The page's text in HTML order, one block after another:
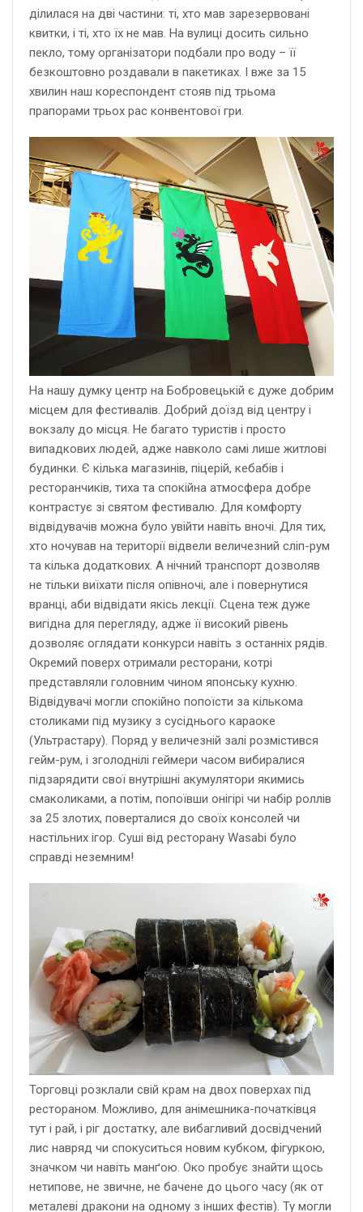
ділилася на дві частини: ті, хто мав зарезервовані
квитки, і ті, хто їх не мав. На вулиці досить сильно
пекло, тому організатори подбали про воду – її
безкоштовно роздавали в пакетиках. І вже за 15
хвилин наш кореспондент стояв під трьома
прапорами трьох рас конвентової гри.
На нашу думку центр на Бобровецькій є дуже добрим
місцем для фестивалів. Добрий доїзд від центру і
вокзалу до місця. Не багато туристів і просто
випадкових людей, адже навколо самі лише житлові
будинки. Є кілька магазинів, піцерій, кебабів і
ресторанчиків, тиха та спокійна атмосфера добре
контрастує зі святом фестивалю. Для комфорту
відвідувачів можна було увійти навіть вночі. Для тих,
хто ночував на території відвели величезний сліп-рум
та кілька додаткових. А нічний транспорт дозволяв
не тільки виїхати після опівночі, але і повернутися
вранці, аби відвідати якісь лекції. Сцена теж дуже
вигідна для перегляду, адже її високий рівень
дозволяє оглядати конкурси навіть з останніх рядів.
Окремий поверх отримали ресторани, котрі
представляли головним чином японську кухню.
Відвідувачі могли спокійно попоїсти за кількома
столиками під музику з сусіднього караоке
(Ультрастару). Поряд у величезній залі розмістився
гейм-рум, і зголоднілі геймери часом вибиралися
підзарядити свої внутрішні акумулятори якимись
смаколиками, а потім, попоївши онігірі чи набір роллів
за 25 злотих, поверталися до своїх консолей чи
настільних ігор. Суші від ресторану Wasabi було
справді неземним!
Торговці розклали свій крам на двох поверхах під
рестораном. Можливо, для анімешника-початківця
тут і рай, і ріг достатку, але вибагливий досвідчений
лис навряд чи спокуситься новим кубком, фігуркою,
значком чи навіть манґою. Око пробує знайти щось
нетипове, не звичне, не бачене до цього часу (як от
металеві дракони на одному з інших фестів). Ту могли